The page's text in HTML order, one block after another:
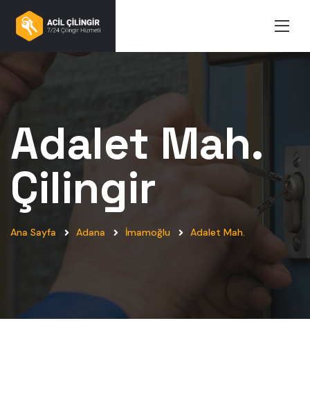
Adalet Mah.
Çilingir
Ana Sayfa Adana İmamoğlu Adalet Mah.